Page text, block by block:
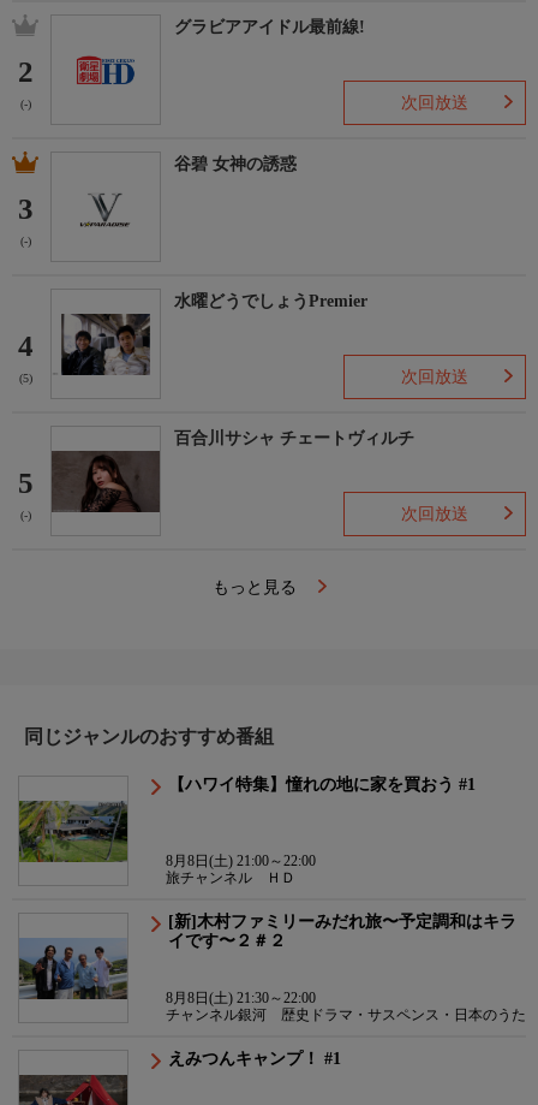
2
(-)
グラビアアイドル最前線!
次回放送
3
(-)
谷碧 女神の誘惑
4
(5)
水曜どうでしょうPremier
次回放送
5
(-)
百合川サシャ チェートヴィルチ
次回放送
もっと見る
同じジャンルのおすすめ番組
【ハワイ特集】憧れの地に家を買おう #1
8月8日(土) 21:00～22:00
旅チャンネル ＨＤ
[新]木村ファミリーみだれ旅〜予定調和はキラ
イです〜２＃２
8月8日(土) 21:30～22:00
チャンネル銀河 歴史ドラマ・サスペンス・日本のうた
えみつんキャンプ！ #1